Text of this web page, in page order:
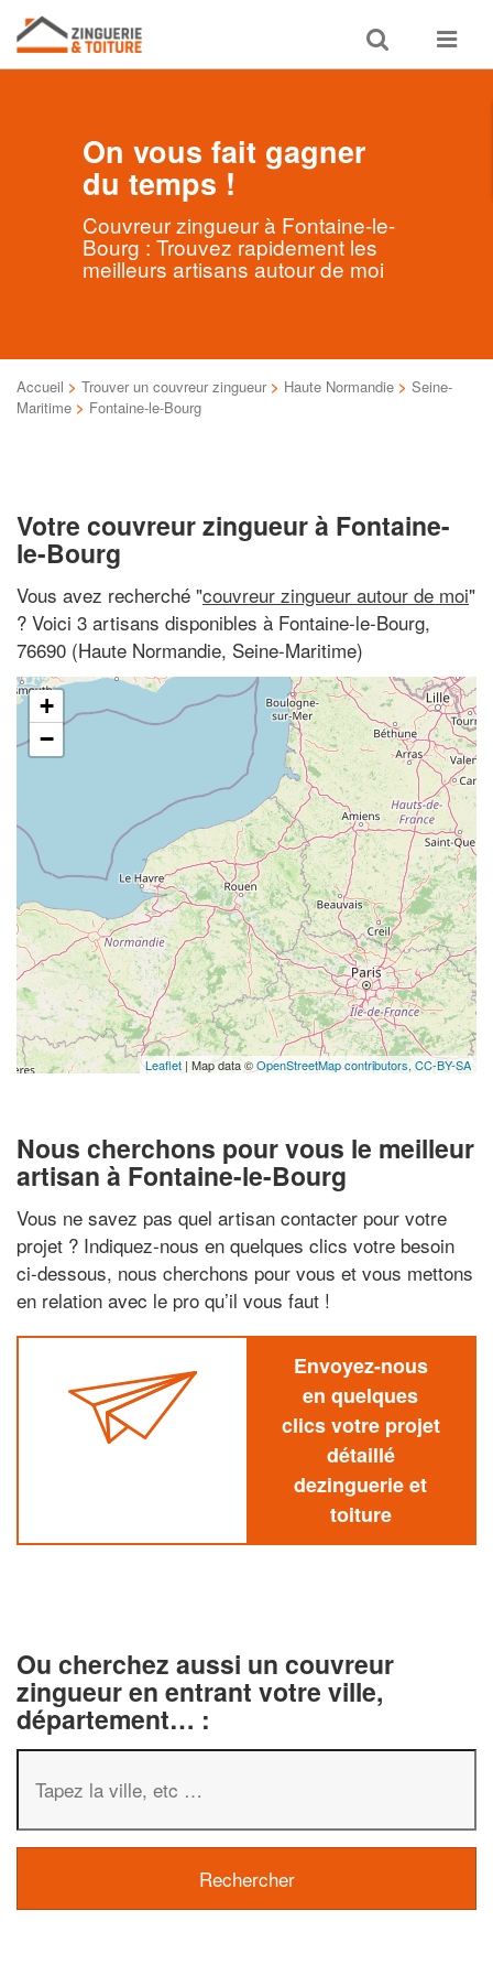
Toggle
search
Toggle
On vous fait gagner
du temps !
Couvreur zingueur à Fontaine-le-
Bourg : Trouvez rapidement les
meilleurs artisans autour de moi
Accueil > Trouver un couvreur zingueur > Haute Normandie > Seine-
Maritime > Fontaine-le-Bourg
Votre couvreur zingueur à Fontaine-
le-Bourg
Vous avez recherché "couvreur zingueur autour de moi"
? Voici 3 artisans disponibles à Fontaine-le-Bourg,
76690 (Haute Normandie, Seine-Maritime)
+
−
Leaflet | Map data ©OpenStreetMap contributors, CC-BY-SA
Nous cherchons pour vous le meilleur
artisan à Fontaine-le-Bourg
Vous ne savez pas quel artisan contacter pour votre
projet ? Indiquez-nous en quelques clics votre besoin
ci-dessous, nous cherchons pour vous et vous mettons
en relation avec le pro qu’il vous faut !
Envoyez-nous
en quelques
clics votre projet
détaillé
dezinguerie et
toiture
Ou cherchez aussi un couvreur
zingueur en entrant votre ville,
département… :